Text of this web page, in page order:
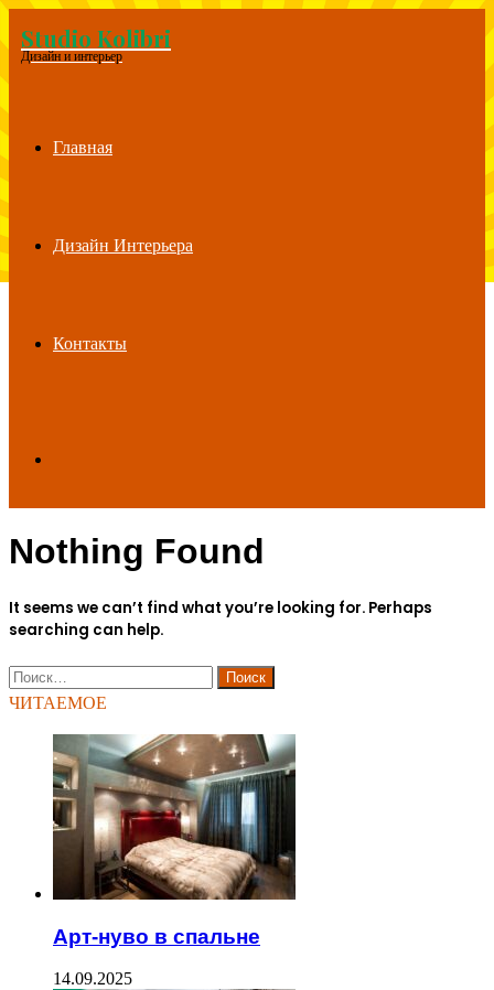
Menu
Studio Kolibri
Дизайн и интерьер
Главная
Дизайн Интерьера
Контакты
for
Nothing Found
It seems we can’t find what you’re looking for. Perhaps
searching can help.
Найти:
ЧИТАЕМОЕ
Арт-нуво в спальне
14.09.2025